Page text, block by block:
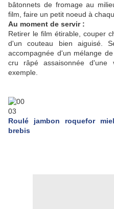
bâtonnets de fromage au
film, faire un petit noeud à
Au moment de servir :
Retirer le film étirable, couper
d'un couteau bien aiguisé.
accompagnée d'un mélange
cru râpé assaisonnée d'une
exemple.
Roulé jambon roquefor
brebis